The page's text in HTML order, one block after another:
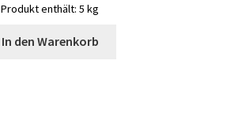
Produkt enthält: 5 kg
In den Warenkorb